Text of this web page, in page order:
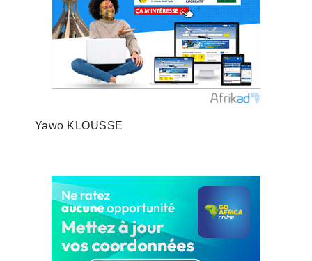
Yawo KLOUSSE